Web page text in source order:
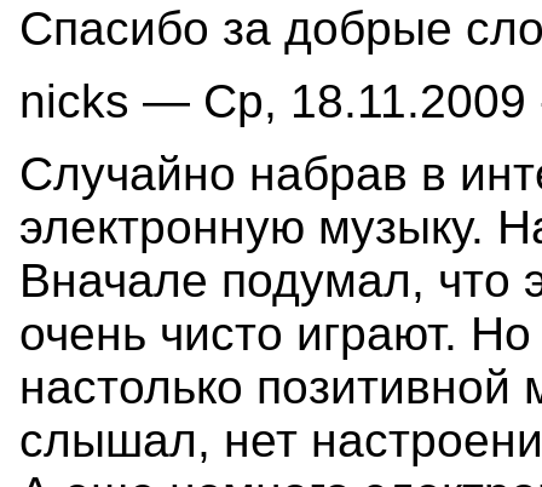
Спасибо за добрые
nicks — Ср, 18.11.2009
Случайно набрав в
электронную музыку.
Вначале подумал, что
очень чисто играют.
настолько
слышал, нет